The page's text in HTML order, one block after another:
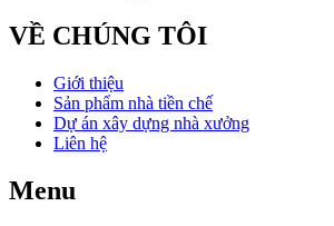
VỀ CHÚNG TÔI
Giới thiệu
Sản phẩm nhà tiền chế
Dự án xây dựng nhà xưởng
Liên hệ
Menu